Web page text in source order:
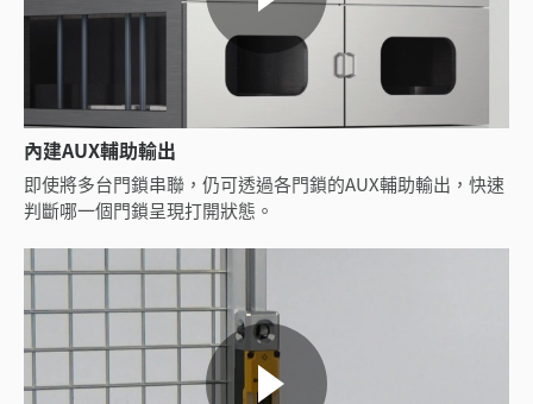
內建AUX輔助輸出
即使將多台門鎖串聯，仍可透過各門鎖的AUX輔助輸出，快速
判斷哪一個門鎖呈現打開狀態。